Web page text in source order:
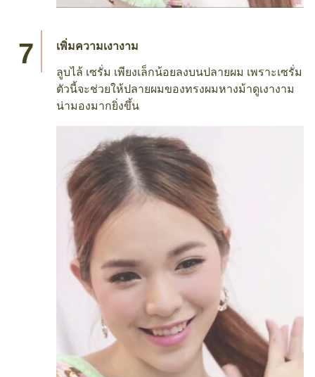
เพิ่มความเงางาม
ลูบไล้ เซรั่ม เพียงเล็กน้อยลงบนปลายผม เพราะเซรั่ม
ตัวนี้จะช่วยให้ปลายผมของทรงผมหางม้าดูเงางาม
น่ามองมากยิ่งขึ้น